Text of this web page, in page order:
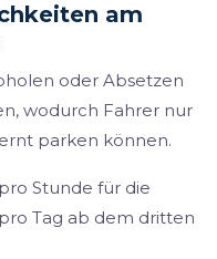
am
oder Absetzen
wodurch Fahrer nur
parken können.
Stunde für die
Tag ab dem dritten